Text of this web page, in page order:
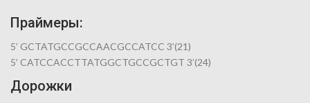
Праймеры:
5’ GCTATGCCGCCAACGCCATCC 3’(21)
5’ CATCCACCTTATGGCTGCCGCTGT 3’(24)
Дорожки